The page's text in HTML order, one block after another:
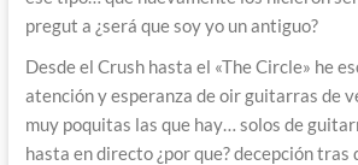
pregut a ¿será que soy yo un antiguo?
Desde el Crush hasta el «The Circle» he
atención y esperanza de oir guitarras de
muy poquitas las que hay… solos de
hasta en directo ¿por que? decepción tras